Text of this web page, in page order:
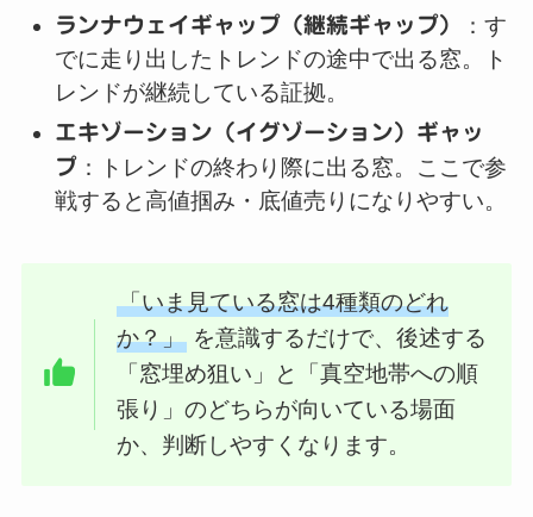
ランナウェイギャップ（継続ギャップ）
：す
でに走り出したトレンドの途中で出る窓。ト
レンドが継続している証拠。
エキゾーション（イグゾーション）ギャッ
プ ：トレンドの終わり際に出る窓。ここで参
戦すると高値掴み・底値売りになりやすい。
「いま見ている窓は4種類のどれ
か？」を意識するだけで、後述する
「窓埋め狙い」と「真空地帯への順
張り」のどちらが向いている場面
か、判断しやすくなります。